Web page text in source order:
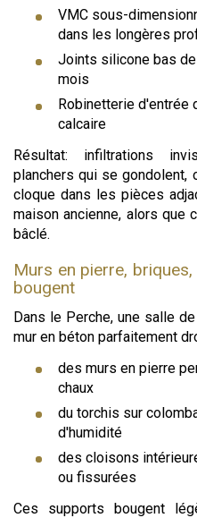
VMC sous-
dans les longères
Joints silicone bas
mois
Robinetterie d'entrée
calcaire
Résultat: infiltrations
planchers qui se gondolent,
cloque dans les pièces
maison ancienne, alors que
bâclé.
Murs en pierre,
bougent
Dans le Perche, une salle
mur en béton parfaitement
des murs en pierre
chaux
du torchis sur
d'humidité
des cloisons
ou fissurées
Ces supports bougent